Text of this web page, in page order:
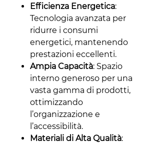
Efficienza Energetica:
Tecnologia avanzata per
ridurre i consumi
energetici, mantenendo
prestazioni eccellenti.
Ampia Capacità: Spazio
interno generoso per una
vasta gamma di prodotti,
ottimizzando
l’organizzazione e
l’accessibilità.
Materiali di Alta Qualità: